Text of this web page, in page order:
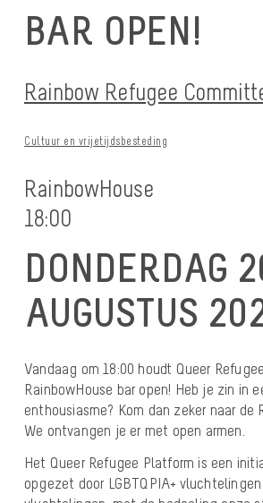
BAR OPEN!
Rainbow Refugee
Cultuur en vrijetijdsbesteding
RainbowHouse
18:00
DONDERDAG
AUGUSTUS
Vandaag om 18:00 houdt Queer
RainbowHouse bar open! Heb je zin in
enthousiasme? Kom dan zeker naar de
We ontvangen je er met open armen.
Het Queer Refugee Platform is een
opgezet door LGBTQPIA+